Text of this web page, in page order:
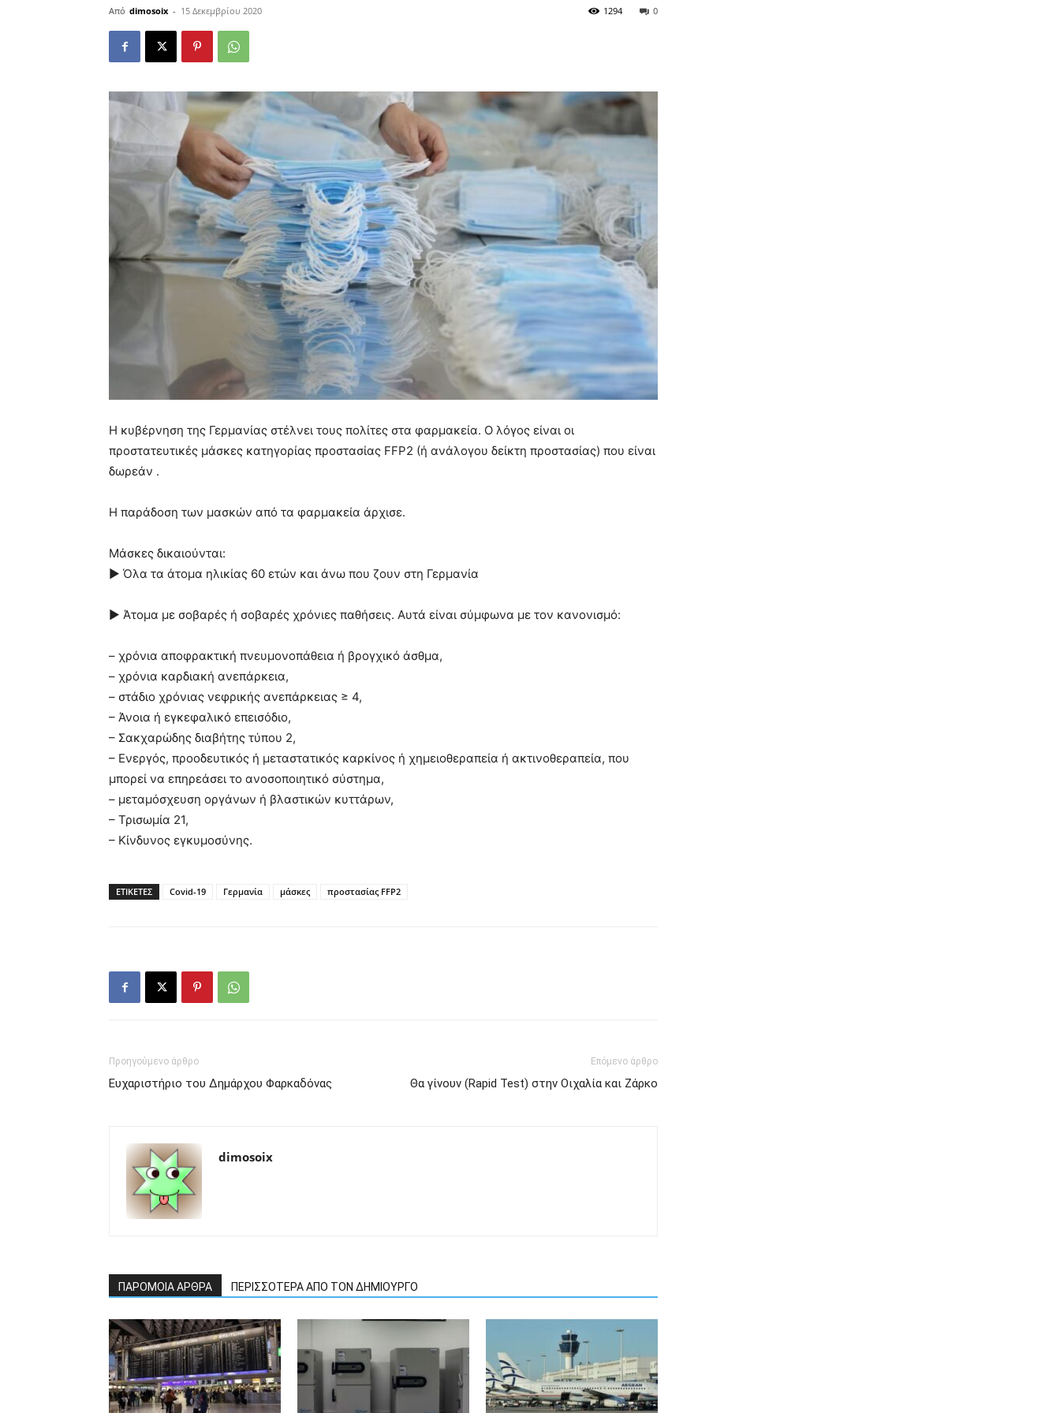
Από dimosoix - 15 Δεκεμβρίου 2020 0
1294
Η κυβέρνηση της Γερμανίας στέλνει τους πολίτες στα φαρμακεία. Ο λόγος είναι οι
προστατευτικές μάσκες κατηγορίας προστασίας FFP2 (ή ανάλογου δείκτη προστασίας) που είναι
δωρεάν .
Η παράδοση των μασκών από τα φαρμακεία άρχισε.
Μάσκες δικαιούνται:
► Όλα τα άτομα ηλικίας 60 ετών και άνω που ζουν στη Γερμανία
► Άτομα με σοβαρές ή σοβαρές χρόνιες παθήσεις. Αυτά είναι σύμφωνα με τον κανονισμό:
– χρόνια αποφρακτική πνευμονοπάθεια ή βρογχικό άσθμα,
– χρόνια καρδιακή ανεπάρκεια,
– στάδιο χρόνιας νεφρικής ανεπάρκειας ≥ 4,
– Άνοια ή εγκεφαλικό επεισόδιο,
– Σακχαρώδης διαβήτης τύπου 2,
– Ενεργός, προοδευτικός ή μεταστατικός καρκίνος ή χημειοθεραπεία ή ακτινοθεραπεία, που
μπορεί να επηρεάσει το ανοσοποιητικό σύστημα,
– μεταμόσχευση οργάνων ή βλαστικών κυττάρων,
– Τρισωμία 21,
– Κίνδυνος εγκυμοσύνης.
ΕΤΙΚΕΤΕΣ Covid-19 Γερμανία μάσκες προστασίας FFP2
Προηγούμενο άρθρο
Ευχαριστήριο του Δημάρχου Φαρκαδόνας
Επόμενο άρθρο
Θα γίνουν (Rapid Test) στην Οιχαλία και Ζάρκο
dimosoix
ΠΑΡΟΜΟΙΑ ΑΡΘΡΑ ΠΕΡΙΣΣΟΤΕΡΑ ΑΠΟ ΤΟΝ ΔΗΜΙΟΥΡΓΟ